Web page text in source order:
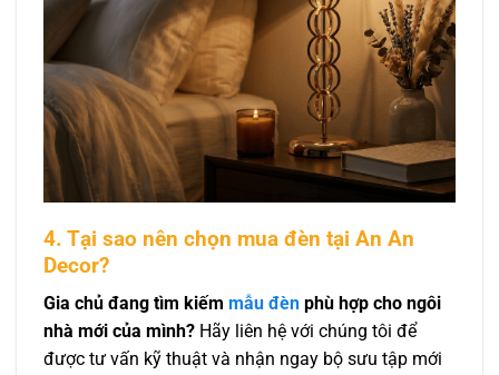
4. Tại sao nên chọn mua đèn tại An An
Decor?
Gia chủ đang tìm kiếm mẫu đèn phù hợp cho ngôi
nhà mới của mình? Hãy liên hệ với chúng tôi để
được tư vấn kỹ thuật và nhận ngay bộ sưu tập mới